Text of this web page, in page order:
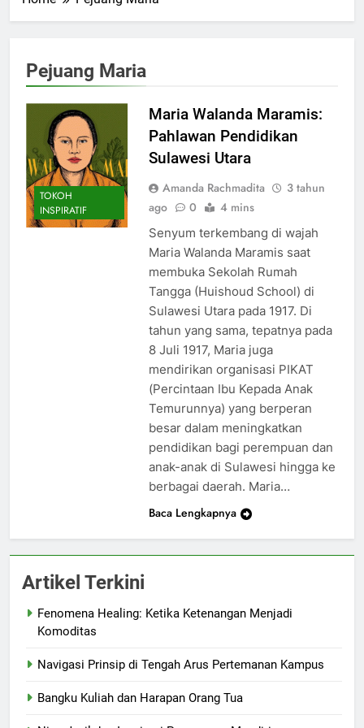
Pejuang Maria
TOKOH
INSPIRATIF
Maria Walanda Maramis:
Pahlawan Pendidikan
Sulawesi Utara
Amanda Rachmadita
3 tahun
ago
0 4 mins
Senyum terkembang di wajah
Maria Walanda Maramis saat
membuka Sekolah Rumah
Tangga (Huishoud School) di
Sulawesi Utara pada 1917. Di
tahun yang sama, tepatnya pada
8 Juli 1917, Maria juga
mendirikan organisasi PIKAT
(Percintaan Ibu Kepada Anak
Temurunnya) yang berperan
besar dalam meningkatkan
pendidikan bagi perempuan dan
anak-anak di Sulawesi hingga ke
berbagai daerah. Maria…
Baca Lengkapnya
Artikel Terkini
Fenomena Healing: Ketika Ketenangan Menjadi
Komoditas
Navigasi Prinsip di Tengah Arus Pertemanan Kampus
Bangku Kuliah dan Harapan Orang Tua